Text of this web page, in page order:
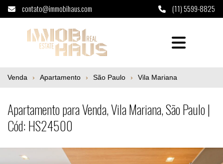
contato@immobihaus.com (11) 5599-8825
Apartamento para Venda, Vila Mariana,
Venda Apartamento São Paulo Vila Mariana
Apartamento para Venda, Vila Mariana, São Paulo |
Cód: HS24500